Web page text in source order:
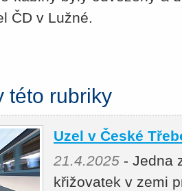
ČD v Lužné.
této rubriky
Uzel v České
21.4.2025 - Jedna
křižovatek v zemi